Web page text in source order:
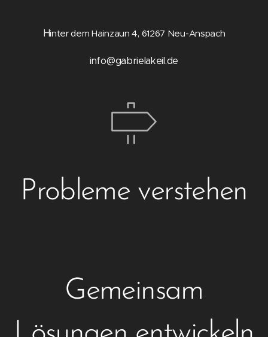
Hinter dem Hainzaun 4, 61267 Neu-Anspach
info@gabrielakeil.de
Probleme verstehen
Gemeinsam